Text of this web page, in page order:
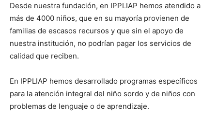
Desde nuestra fundación, en IPPLIAP hemos atendido a
más de 4000 niños, que en su mayoría provienen de
familias de escasos recursos y que sin el apoyo de
nuestra institución, no podrían pagar los servicios de
calidad que reciben.
En IPPLIAP hemos desarrollado programas específicos
para la atención integral del niño sordo y de niños con
problemas de lenguaje o de aprendizaje.